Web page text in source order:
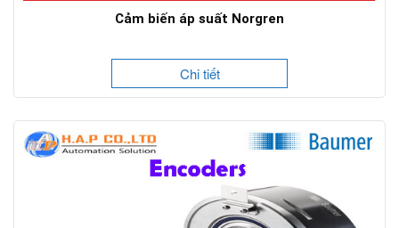
Cảm biến áp suất Norgren
Chi tiết